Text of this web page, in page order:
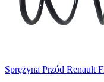
Sprężyna Przód Renault